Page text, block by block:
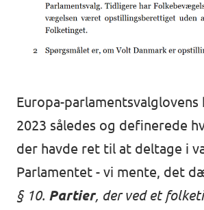
Europa-parlamentsvalglovens
2023 således og definerede
der havde ret til at deltage i
Parlamentet - vi mente, det
§ 10. Partier, der ved et